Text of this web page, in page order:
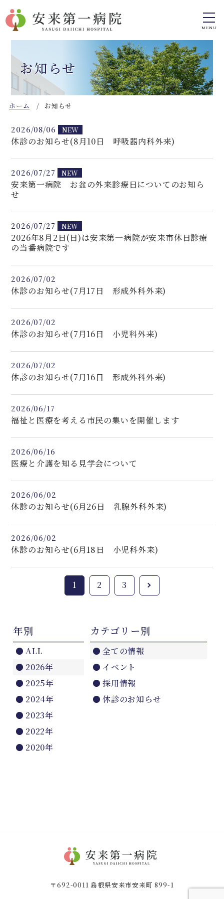
お知らせ
ホーム お知らせ
2026/08/06 NEW
休診のお知らせ(8月10日 呼吸器内科外来)
2026/07/27 NEW
安来第一病院 お盆の外来診療日についてのお知ら
せ
2026/07/27 NEW
2026年8月2日(日)は安来第一病院が安来市休日診療
の当番病院です
2026/07/02
休診のお知らせ(7月17日 形成外科外来)
2026/07/02
休診のお知らせ(7月16日 小児科外来)
2026/07/02
休診のお知らせ(7月16日 形成外科外来)
2026/06/17
福祉と医療を考える市民の集いを開催します
2026/06/16
医療と介護を知る見学会について
2026/06/02
休診のお知らせ(6月26日 乳腺外科外来)
2026/06/02
休診のお知らせ(6月18日 小児科外来)
1 2 3
年別
ALL
2026年
2025年
2024年
2023年
2022年
2020年
カテゴリー別
全ての情報
イベント
採用情報
休診のお知らせ
〒692-0011 島根県安来市安来町 899-1